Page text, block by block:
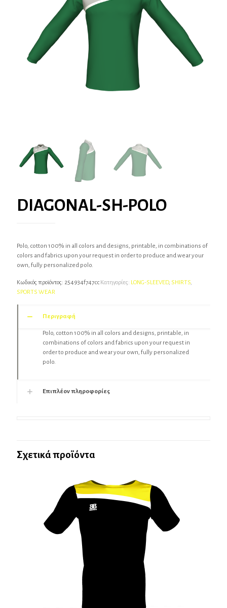
DIAGONAL-SH-POLO
Polo, cotton 100% in all colors and designs, printable, in combinations of
colors and fabrics upon your request in order to produce and wear your
own, fully personalized polo.
Κωδικός προϊόντος: 254934f747cc Κατηγορίες: LONG-SLEEVED, SHIRTS,
SPORTS WEAR
Περιγραφή
Polo, cotton 100% in all colors and designs, printable, in
combinations of colors and fabrics upon your request in
order to produce and wear your own, fully personalized
polo.
Επιπλέον πληροφορίες
Σχετικά προϊόντα